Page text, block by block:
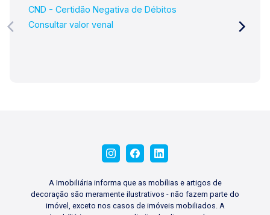
CND - Certidão Negativa de Débitos
Consultar valor venal
A Imobiliária informa que as mobílias e artigos de
decoração são meramente ilustrativos - não fazem parte do
imóvel, exceto nos casos de imóveis mobiliados. A